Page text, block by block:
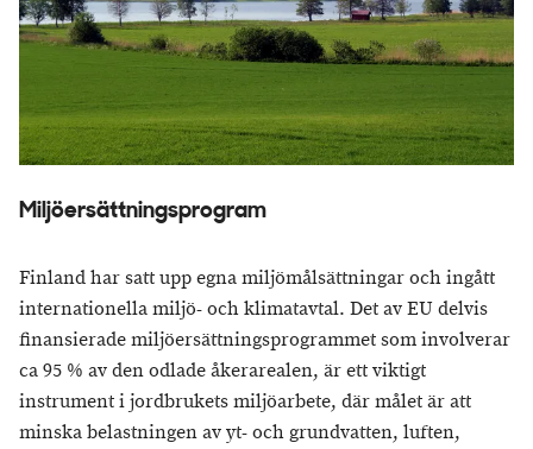
Miljöersättningsprogram
Finland har satt upp egna miljömålsättningar och ingått
internationella miljö- och klimatavtal. Det av EU delvis
finansierade miljöersättningsprogrammet som involverar
ca 95 % av den odlade åkerarealen, är ett viktigt
instrument i jordbrukets miljöarbete, där målet är att
minska belastningen av yt- och grundvatten, luften,